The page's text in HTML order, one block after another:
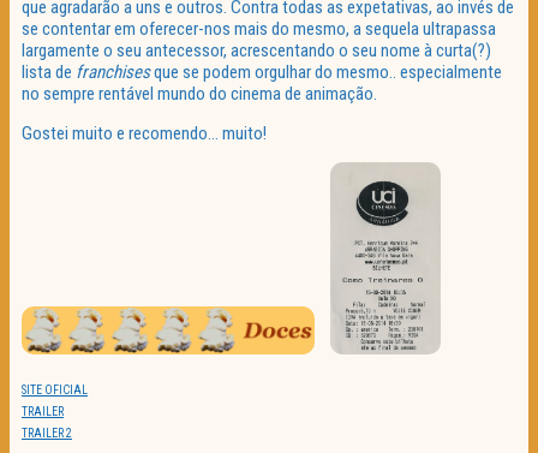
que agradarão a uns e outros. Contra todas as expetativas, ao invés de
se contentar em oferecer-nos mais do mesmo, a sequela ultrapassa
largamente o seu antecessor, acrescentando o seu nome à curta(?)
lista de franchisesque se podem orgulhar do mesmo.. especialmente
no sempre rentável mundo do cinema de animação.
Gostei muito e recomendo… muito!
SITE OFICIAL
TRAILER
TRAILER 2